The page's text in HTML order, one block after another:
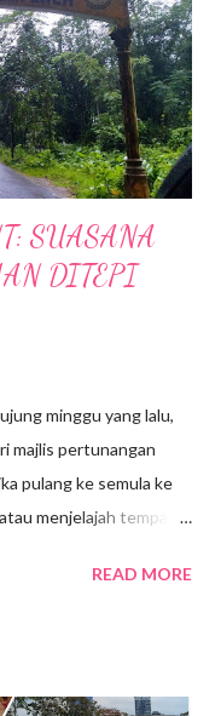
SUASANA
DITEPI
minggu yang lalu,
majlis pertunangan
pulang ke semula ke
menjelajah tempat-
, Taiping Perak .
READ MORE